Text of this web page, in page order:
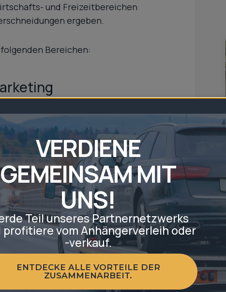
und Freizeitbereichen
ergeben.
Bereichen:
VERDIENE
GEMEINSAM MIT
UNS!
Teil unseres Partnernetzwerks
profitiere vom Anhängerverleih oder
-verkauf.
ENTDECKE ALLE VORTEILE DER
ZUSAMMENARBEIT.